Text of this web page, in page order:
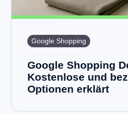
Google Shopping
Google Shopping
Kostenlose und
Optionen erklärt